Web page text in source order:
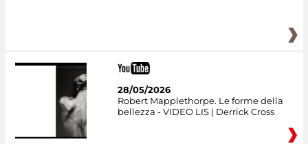
28/05/2026
Robert Mapplethorpe. Le forme della
bellezza - VIDEO LIS | Derrick Cross